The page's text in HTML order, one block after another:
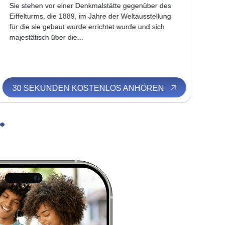
Sie stehen vor einer Denkmalstätte gegenüber des
Eiffelturms, die 1889, im Jahre der Weltausstellung
für die sie gebaut wurde errichtet wurde und sich
majestätisch über die...
30 SEKUNDEN KOSTENLOS ANHÖREN